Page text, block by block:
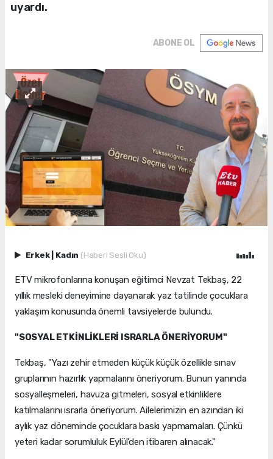
uyardı.
ABONE OL
Erkek Kadın (Haberi Sesli Oku)
ETV mikrofonlarına konuşan eğitimci Nevzat Tekbaş, 22
yıllık mesleki deneyimine dayanarak yaz tatilinde çocuklara
yaklaşım konusunda önemli tavsiyelerde bulundu.
"SOSYAL ETKİNLİKLERİ ISRARLA ÖNERİYORUM"
Tekbaş, "Yazı zehir etmeden küçük küçük özellikle sınav
gruplarının hazırlık yapmalarını öneriyorum. Bunun yanında
sosyalleşmeleri, havuza gitmeleri, sosyal etkinliklere
katılmalarını ısrarla öneriyorum. Ailelerimizin en azından iki
aylık yaz döneminde çocuklara baskı yapmamaları. Çünkü
yeteri kadar sorumluluk Eylül'den itibaren alınacak."